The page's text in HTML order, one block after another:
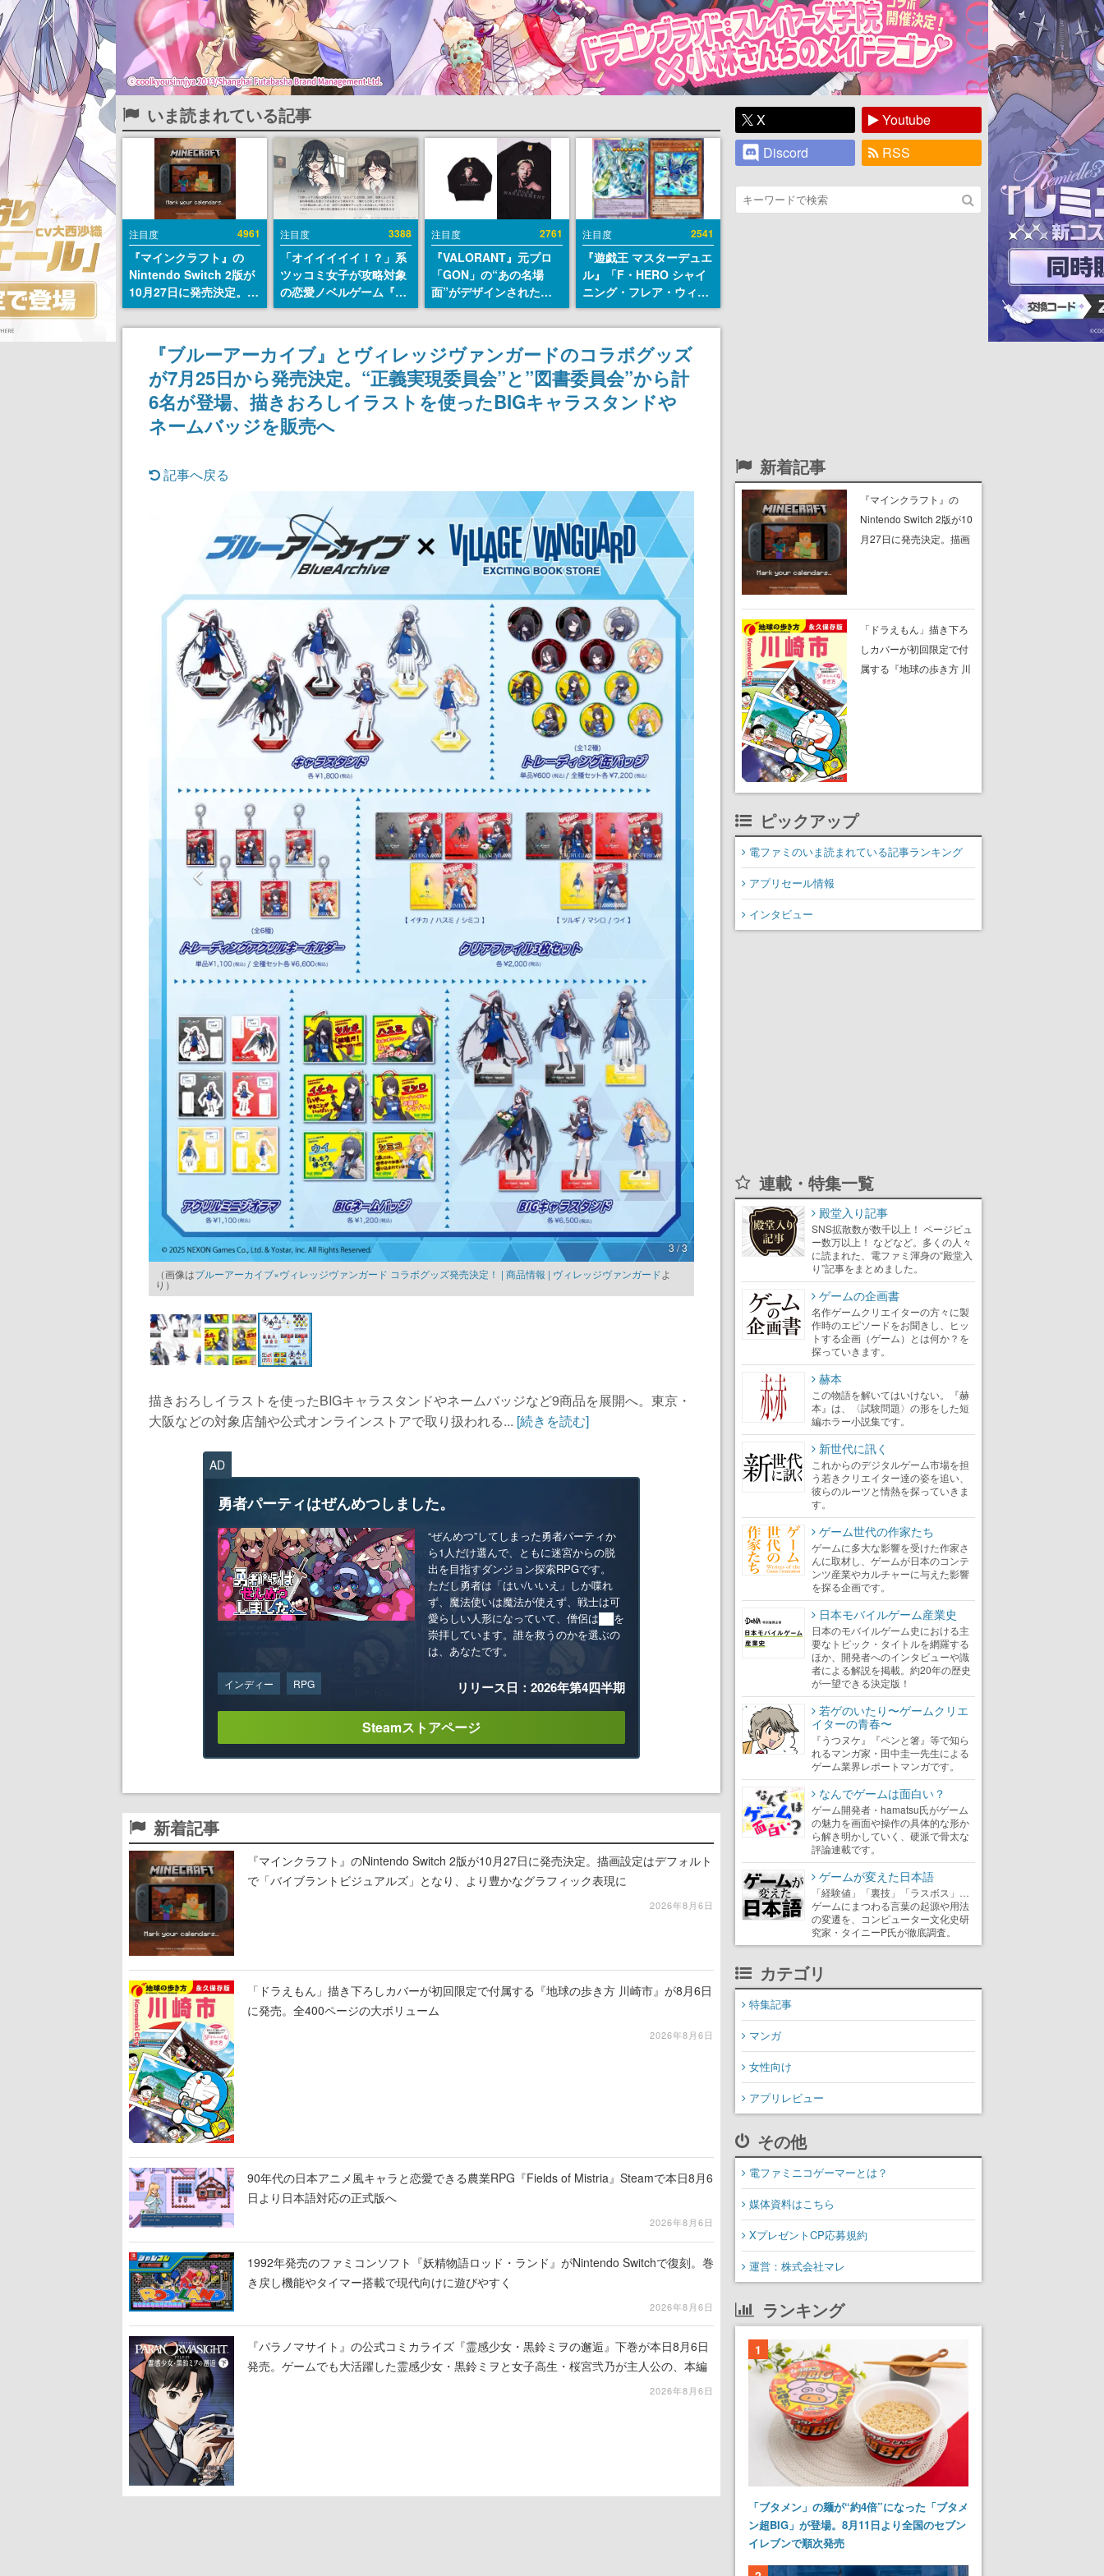
いま読まれている記事
注目度 4961
『マインクラフト』の
Nintendo Switch 2版が
10月27日に発売決定。描
画設定はデフォルトで
「バイブラントビジュア
ルズ」となり、より豊か
なグラフィック表現に
注目度 3388
「オイイイイイ！？」系
ツッコミ女子が攻略対象
の恋愛ノベルゲーム『美
術部カノジョ』Steamス
トアページが公開。「お
前らーそろそろ自重しろ
ー？＾＾」暗黒微笑の夢
女子や、萌え声不思議ち
ゃん女子と青春を謳歌
注目度 2761
『VALORANT』元プロ
「GON」の“あの名場
面”がデザインされた新
作グッズが本日8月5日よ
り期間限定で発売。Tシ
ャツやコインケース、ア
クキーなどが全品受注生
産で登場、過去に発売し
たグッズの再販も
注目度 2541
『遊戯王 マスターデュエ
ル』「F・HERO シャイ
ニング・フレア・ウィン
グマン」「E・HERO エ
アーマン」などのイラス
ト違いカードが期間限定
で登場。累計1億ダウン
ロード突破を記念して
『ブルーアーカイブ』とヴィレッジヴァンガードのコラボグッズ
が7月25日から発売決定。“正義実現委員会”と”図書委員会”から計
6名が登場、描きおろしイラストを使ったBIGキャラスタンドや
ネームバッジを販売へ
記事へ戻る
3 / 3
（画像はブルーアーカイブ×ヴィレッジヴァンガード コラボグッズ発売決定！ | 商品情報 | ヴィレッジヴァンガードよ
り）
描きおろしイラストを使ったBIGキャラスタンドやネームバッジなど9商品を展開へ。東京・
大阪などの対象店舗や公式オンラインストアで取り扱われる... [続きを読む]
AD
勇者パーティはぜんめつしました。
“ぜんめつ”してしまった勇者パーティか
ら1人だけ選んで、ともに迷宮からの脱
出を目指すダンジョン探索RPGです。
ただし勇者は「はい/いいえ」しか喋れ
ず、魔法使いは魔法が使えず、戦士は可
愛らしい人形になっていて、僧侶は██を
崇拝しています。誰を救うのかを選ぶの
は、あなたです。
インディー RPG リリース日：2026年第4四半期
Steamストアページ
新着記事
『マインクラフト』のNintendo Switch 2版が10月27日に発売決定。描画設定はデフォルト
で「バイブラントビジュアルズ」となり、より豊かなグラフィック表現に
2026年8月6日
「ドラえもん」描き下ろしカバーが初回限定で付属する『地球の歩き方 川崎市』が8月6日
に発売。全400ページの大ボリューム
2026年8月6日
90年代の日本アニメ風キャラと恋愛できる農業RPG『Fields of Mistria』Steamで本日8月6
日より日本語対応の正式版へ
2026年8月6日
1992年発売のファミコンソフト『妖精物語ロッド・ランド』がNintendo Switchで復刻。巻
き戻し機能やタイマー搭載で現代向けに遊びやすく
2026年8月6日
『パラノマサイト』の公式コミカライズ『霊感少女・黒鈴ミヲの邂逅』下巻が本日8月6日
発売。ゲームでも大活躍した霊感少女・黒鈴ミヲと女子高生・桜宮弐乃が主人公の、本編
2026年8月6日
X
Youtube
Discord
RSS
新着記事
『マインクラフト』の
Nintendo Switch 2版が10
月27日に発売決定。描画
「ドラえもん」描き下ろ
しカバーが初回限定で付
属する『地球の歩き方 川
ピックアップ
電ファミのいま読まれている記事ランキング
アプリセール情報
インタビュー
連載・特集一覧
殿堂入り記事
SNS拡散数が数千以上！ ページビュ
ー数万以上！ などなど。多くの人々
に読まれた、電ファミ渾身の“殿堂入
り”記事をまとめました。
ゲームの企画書
名作ゲームクリエイターの方々に製
作時のエピソードをお聞きし、ヒッ
トする企画（ゲーム）とは何か？を
探っていきます。
赫本
この物語を解いてはいけない。『赫
本』は、〈試験問題〉の形をした短
編ホラー小説集です。
新世代に訊く
これからのデジタルゲーム市場を担
う若きクリエイター達の姿を追い、
彼らのルーツと情熱を探っていきま
す。
ゲーム世代の作家たち
ゲームに多大な影響を受けた作家さ
んに取材し、ゲームが日本のコンテ
ンツ産業やカルチャーに与えた影響
を探る企画です。
日本モバイルゲーム産業史
日本のモバイルゲーム史における主
要なトピック・タイトルを網羅する
ほか、開発者へのインタビューや識
者による解説を掲載。約20年の歴史
が一望できる決定版！
若ゲのいたり〜ゲームクリエ
イターの青春〜
『うつヌケ』『ペンと箸』等で知ら
れるマンガ家・田中圭一先生による
ゲーム業界レポートマンガです。
なんでゲームは面白い？
ゲーム開発者・hamatsu氏がゲーム
の魅力を画面や操作の具体的な形か
ら解き明かしていく、硬派で骨太な
評論連載です。
ゲームが変えた日本語
「経験値」「裏技」「ラスボス」…
ゲームにまつわる言葉の起源や用法
の変遷を、コンピューター文化史研
究家・タイニーP氏が徹底調査。
カテゴリ
特集記事
マンガ
女性向け
アプリレビュー
その他
電ファミニコゲーマーとは？
媒体資料はこちら
XプレゼントCP応募規約
運営：株式会社マレ
ランキング
1
「ブタメン」の麺が“約4倍”になった「ブタメ
ン超BIG」が登場。8月11日より全国のセブン
イレブンで順次発売